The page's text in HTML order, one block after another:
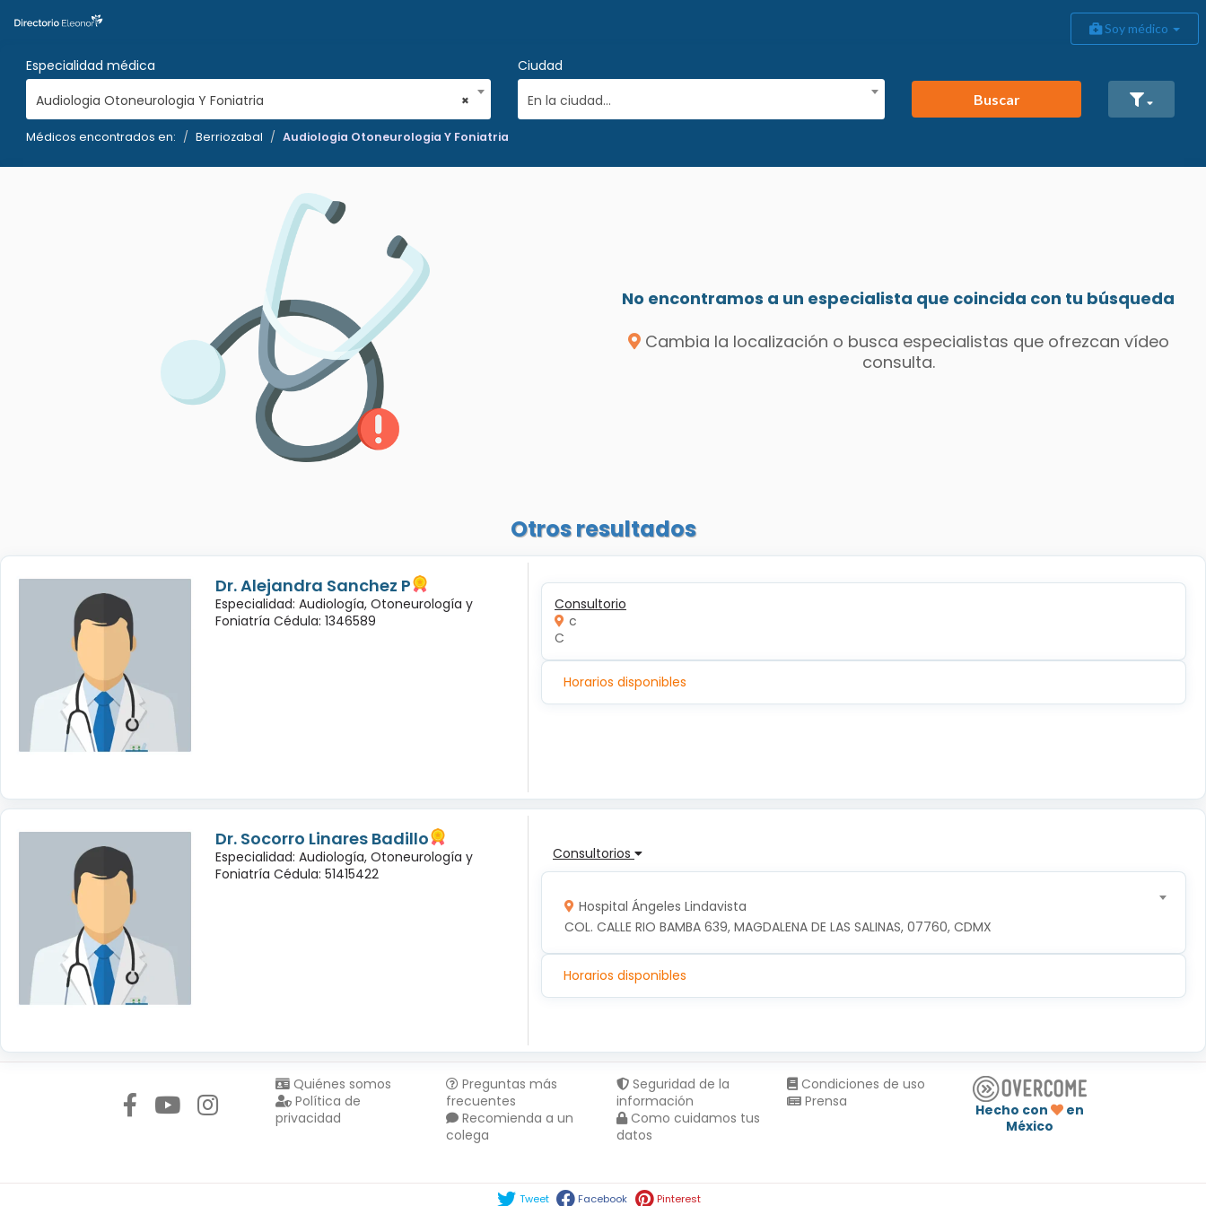
Soy médico
Especialidad médica
×
Audiologia Otoneurologia Y Foniatria
Ciudad
En la ciudad...
Buscar
Médicos encontrados en: Berriozabal Audiologia Otoneurologia Y Foniatria
No encontramos a un especialista que coincida con tu búsqueda
Cambia la localización o busca especialistas que ofrezcan vídeo
consulta.
Otros resultados
Dr. Alejandra Sanchez P
Especialidad: Audiología, Otoneurología y
Foniatría Cédula: 1346589
Consultorio
c
C
Horarios disponibles
Dr. Socorro Linares Badillo
Especialidad: Audiología, Otoneurología y
Foniatría Cédula: 51415422
Consultorios
Hospital Ángeles Lindavista
COL. CALLE RIO BAMBA 639, MAGDALENA DE LAS SALINAS, 07760, CDMX
Horarios disponibles
Quiénes somos
Política de
privacidad
Preguntas más
frecuentes
Recomienda a un
colega
Seguridad de la
información
Como cuidamos tus
datos
Condiciones de uso
Prensa
Hecho con
en
México
Tweet Facebook Pinterest